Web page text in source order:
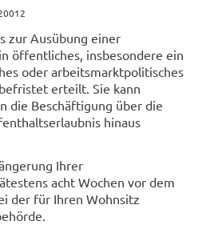
zur Ausübung einer
öffentliches, insbesondere ein
oder arbeitsmarktpolitisches
erteilt. Sie kann
die Beschäftigung über die
hinaus
Ihrer
acht Wochen vor dem
der für Ihren Wohnsitz